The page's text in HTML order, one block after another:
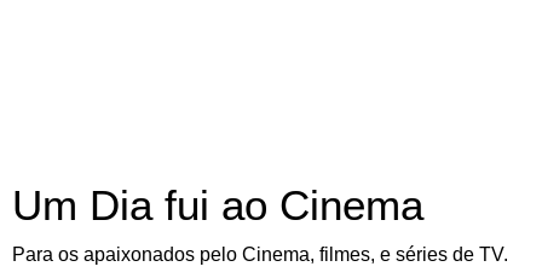
Um Dia fui ao Cinema
Para os apaixonados pelo Cinema, filmes, e séries de TV.